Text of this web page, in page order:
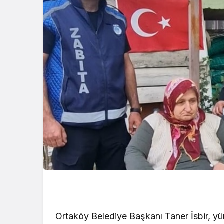
Ortaköy Belediye Başkanı Taner İsbir,